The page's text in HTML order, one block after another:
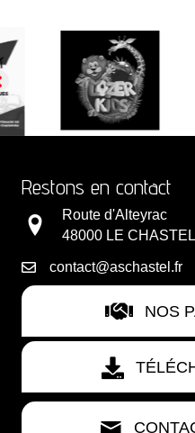
Restons en contact
Route d'Alteyrac
48000 LE
contact@aschastel.fr
NOS